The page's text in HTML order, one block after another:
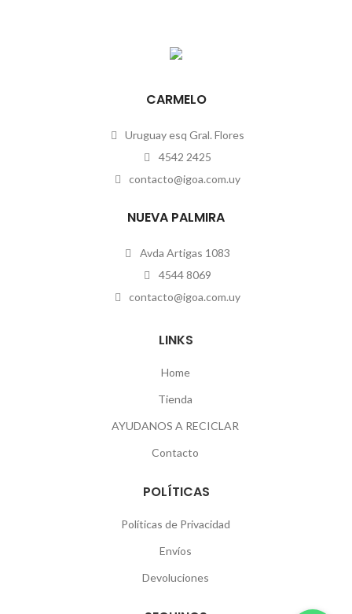
CARMELO
Uruguay esq Gral. Flores
4542 2425
contacto@igoa.com.uy
NUEVA PALMIRA
Avda Artigas 1083
4544 8069
contacto@igoa.com.uy
LINKS
Home
Tienda
AYUDANOS A RECICLAR
Contacto
POLÍTICAS
Políticas de Privacidad
Envíos
Devoluciones